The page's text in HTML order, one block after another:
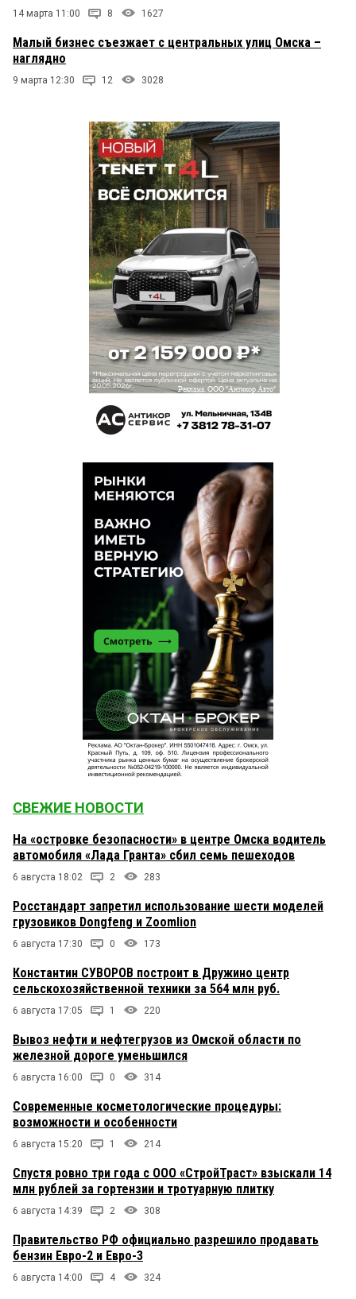
14 марта 11:00 8 1627
Малый бизнес съезжает с центральных улиц Омска –
наглядно
9 марта 12:30 12 3028
СВЕЖИЕ НОВОСТИ
На «островке безопасности» в центре Омска водитель
автомобиля «Лада Гранта» сбил семь пешеходов
6 августа 18:02 2 283
Росстандарт запретил использование шести моделей
грузовиков Dongfeng и Zoomlion
6 августа 17:30 0 173
Константин СУВОРОВ построит в Дружино центр
сельскохозяйственной техники за 564 млн руб.
6 августа 17:05 1 220
Вывоз нефти и нефтегрузов из Омской области по
железной дороге уменьшился
6 августа 16:00 0 314
Современные косметологические процедуры:
возможности и особенности
6 августа 15:20 1 214
Спустя ровно три года с ООО «СтройТраст» взыскали 14
млн рублей за гортензии и тротуарную плитку
6 августа 14:39 2 308
Правительство РФ официально разрешило продавать
бензин Евро-2 и Евро-3
6 августа 14:00 4 324